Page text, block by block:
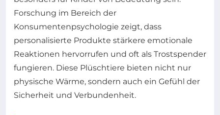
Forschung im Bereich der
Konsumentenpsychologie zeigt, dass
personalisierte Produkte stärkere emotionale
Reaktionen hervorrufen und oft als Trostspender
fungieren. Diese Plüschtiere bieten nicht nur
physische Wärme, sondern auch ein Gefühl der
Sicherheit und Verbundenheit.